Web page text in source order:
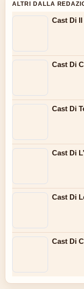
ALTRI DALLA
Cast Di
Cast Di
Cast Di
Cast Di
Cast Di
Cast Di